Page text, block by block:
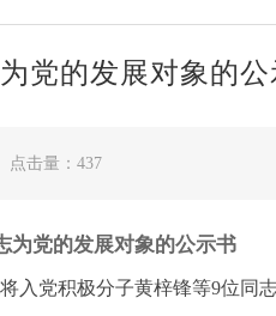
党的发展对象的公
点击量：437
为党的发展对象的公示书
入党积极分子黄梓锋等9位同